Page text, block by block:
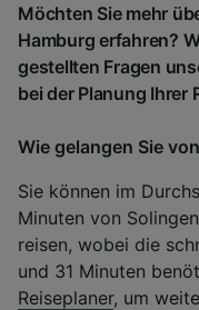
Möchten Sie mehr
Hamburg erfahren?
gestellten Fragen
bei der Planung Ihrer
Wie gelangen Sie
Sie können im
Minuten von
reisen, wobei die
und 31 Minuten
Reiseplaner, um